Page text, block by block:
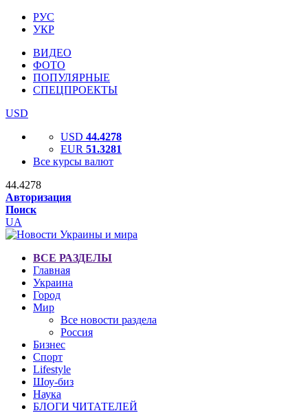
РУС
УКР
ВИДЕО
ФОТО
ПОПУЛЯРНЫЕ
СПЕЦПРОЕКТЫ
USD
USD 44.4278
EUR 51.3281
Все курсы валют
44.4278
Авторизация
Поиск
UA
ВСЕ РАЗДЕЛЫ
Главная
Украина
Город
Мир
Все новости раздела
Россия
Бизнес
Спорт
Lifestyle
Шоу-биз
Наука
БЛОГИ ЧИТАТЕЛЕЙ